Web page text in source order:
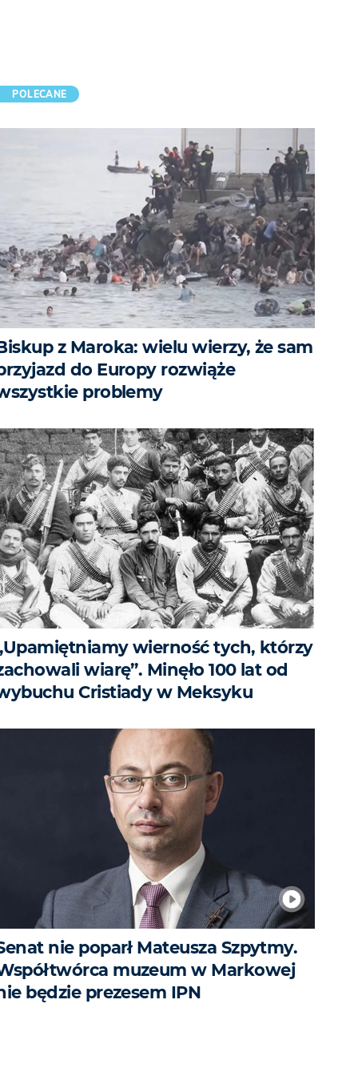
POLECANE
z Maroka: wielu wierzy, że sam
do Europy rozwiąże
problemy
wierność tych, którzy
wiarę”. Minęło 100 lat od
Cristiady w Meksyku
nie poparł Mateusza Szpytmy.
muzeum w Markowej
będzie prezesem IPN